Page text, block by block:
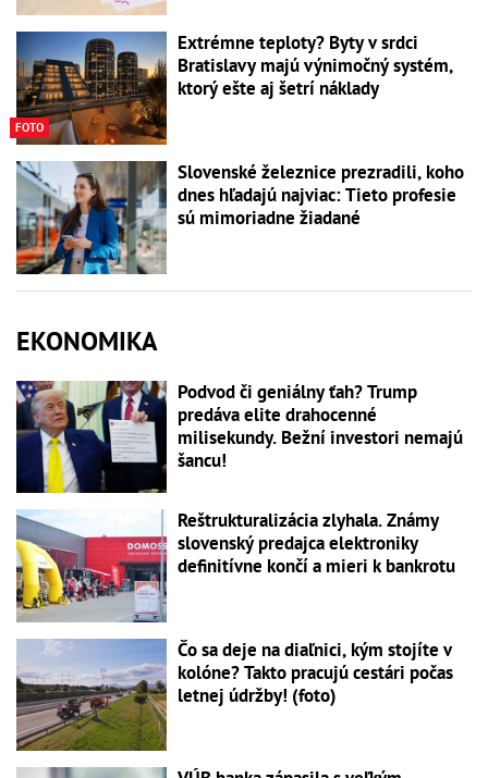
FOTO
Extrémne teploty? Byty v srdci
Bratislavy majú výnimočný systém,
ktorý ešte aj šetrí náklady
Slovenské železnice prezradili, koho
dnes hľadajú najviac: Tieto profesie
sú mimoriadne žiadané
EKONOMIKA
Podvod či geniálny ťah? Trump
predáva elite drahocenné
milisekundy. Bežní investori nemajú
šancu!
Reštrukturalizácia zlyhala. Známy
slovenský predajca elektroniky
definitívne končí a mieri k bankrotu
Čo sa deje na diaľnici, kým stojíte v
kolóne? Takto pracujú cestári počas
letnej údržby! (foto)